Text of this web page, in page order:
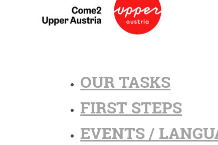
OUR TASKS
FIRST STEPS
EVENTS /